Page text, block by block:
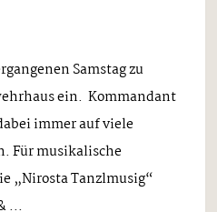
Samstag zu
ein. Kommandant
immer auf viele
Für musikalische
„Nirosta Tanzlmusig“
...